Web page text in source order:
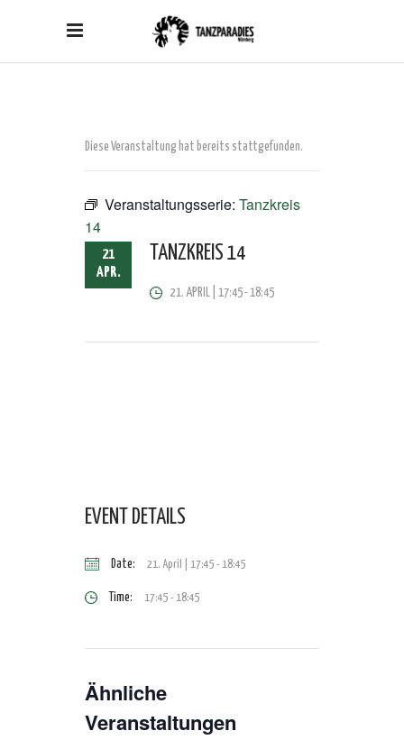
Diese Veranstaltung hat bereits stattgefunden.
Veranstaltungsserie: Tanzkreis
14
21
APR.
TANZKREIS 14
21. APRIL | 17:45-18:45
EVENT DETAILS
Date: 21. April | 17:45 -18:45
Time: 17:45 - 18:45
Ähnliche
Veranstaltungen